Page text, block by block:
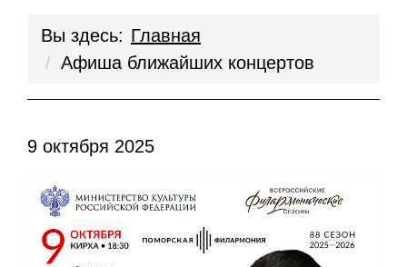
Вы здесь: Главная
Афиша ближайших концертов
9 октября 2025